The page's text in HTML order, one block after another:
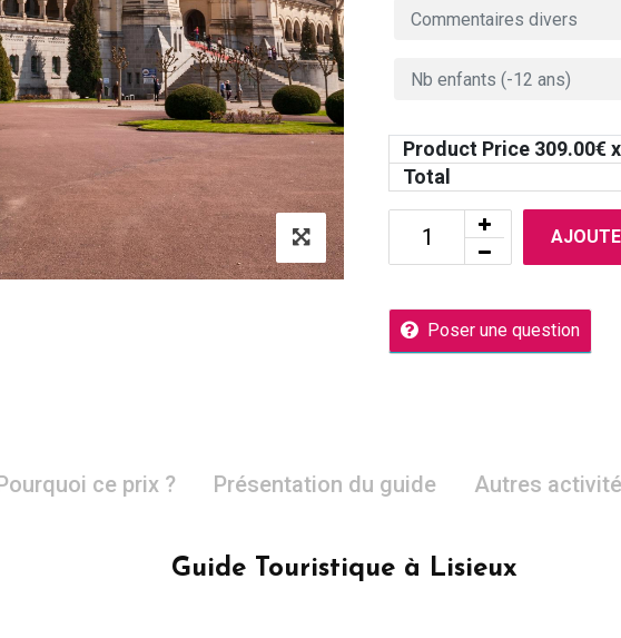
Product Price 309.00€
Total
Poser une question
ce prix ? Présentation du guide Autres
Guide Touristique à Lisieux